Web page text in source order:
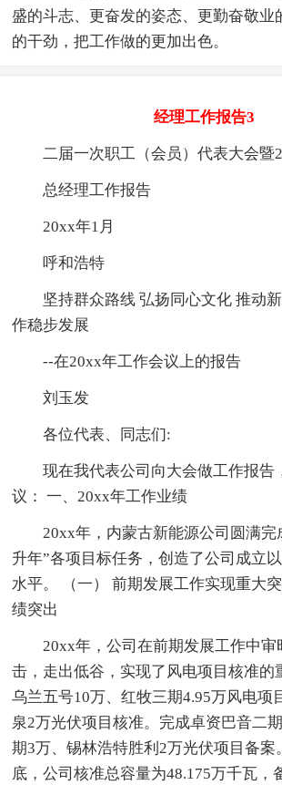
盛的斗志、更奋发的姿态、更勤奋敬业
的干劲，把工作做的更加出色。
经理工作报告3
二届一次职工（会员）代表大会暨
总经理工作报告
20xx年1月
呼和浩特
坚持群众路线 弘扬同心文化 推动
作稳步发展
--在20xx年工作会议上的报告
刘玉发
各位代表、同志们:
现在我代表公司向大会做工作报告
议： 一、20xx年工作业绩
20xx年，内蒙古新能源公司圆满完
升年”各项目标任务，创造了公司成立
水平。 （一） 前期发展工作实现重大
绩突出
20xx年，公司在前期发展工作中审
击，走出低谷，实现了风电项目核准的
乌兰五号10万、红牧三期4.95万风电项
泉2万光伏项目核准。完成卓资巴音二
期3万、锡林浩特胜利2万光伏项目备案
底，公司核准总容量为48.175万千瓦，